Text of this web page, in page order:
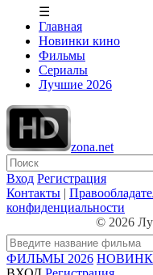
☰
Главная
Новинки кино
Фильмы
Сериалы
Лучшие 2026
zona.net
Вход Регистрация
Контакты |
конфиденциальности
© 2026
ФИЛЬМЫ 2026